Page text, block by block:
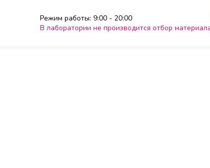
Режим работы: 9:00 - 20:00
В лаборатории не производится отбор